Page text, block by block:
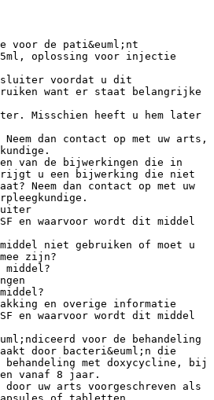
blijft in uw lichaam verkorten. Wanneer Vibramycin SF tegelijk met het pijnverdovende middel methoxyfluraan wordt gebruikt, kan ernstige schade aan de nieren optreden. Het kan zijn dat Vibramycin SF de werkzaamheid van orale voorbehoedmiddelen vermindert, wat tot zwangerschap kan leiden. Wanneer Vibramycin SF tegelijk met ciclosporine wordt gebruikt, kan de werking van ciclosporine be&iuml;nvloed worden. Als u wordt behandeld voor diabetes, moet uw arts misschien de dosis van de diabetesbehandeling veranderen. Wanneer Vibramycin SF tegelijk met isotretino&iuml;ne of acitrenine wordt gebruikt, kan er een verhoogde druk in de hersenen ontstaan. Zwangerschap en borstvoeding Bent u zwanger, denkt u zwanger te zijn, wilt u zwanger worden of geeft u borstvoeding? Neem dan contact op met uw arts of apotheker voordat u dit geneesmiddel gebruikt. Vibramycin SF mag niet worden gebruikt tijdens zwangerschap, want het kan blijvende verkleuring van de tanden van het ongeboren kind veroorzaken en kan de botgroei vertragen. Vibramycin SF mag niet worden gebruikt door moeders die borstvoeding geven omdat het tandverkleuring en verminderde botgroei kan veroorzaken bij de zuigeling. VIBR 018 NL PIL 16Mar2016 2 Rijvaardigheid en het gebruik van machines Vibramycin SF heeft matige invloed op de rijvaardigheid en op het vermogen om machines te bedienen. Bij duizeligheid, wazig zien of dubbelzien wordt het besturen van voertuigen en machines ontraden. 3. Hoe gebruikt u dit middel? Vibramycin SF wordt gegeven als een intraveneuze injectie en wordt u altijd gegeven door een arts of verpleegkundige. Uw arts bepaalt de duur van uw behandeling en de hoeveelheid Vibramycin SF intraveneuze injectie die u elke dag krijgt en hij/zij controleert uw reactie. Heeft u te veel van dit middel gebruikt? Als u bang bent dat u te veel Vibramycin SF heeft gekregen, vertel dit dan onmiddellijk aan uw arts of verpleegkundige. Wanneer u meer Vibramycin SF gebruikt dan u mag, kan het risico op bekende bijwerkingen hoger zijn. Heeft u nog andere vragen over het gebruik van dit geneesmiddel? Neem dan contact op met uw arts, apotheker of verpleegkundige. 4. Mogelijke bijwerkingen Zoals elk geneesmiddel kan ook dit geneesmiddel bijwerkingen hebben, al krijgt niet iedereen daarmee te maken. Vaak voorkomende bijwerkingen De volgende bijwerkingen komen vaak voor (bij minder dan 1 op de 10 gebruikers) tijdens behandeling met de groep geneesmiddelen waartoe Vibramycin SF behoort (tetracyclinen): - schedeontsteking (vaginitis) - infectie met de gistachtige schimmel candida (candidiasis) - overgevoeligheidsreacties - hoofdpijn - misselijkheid/braken - jeuk (pruritis) rondom de anus - zwarte tong - ontsteking in de mondholte met pijnlijke lippen of zweertjes in de mond veroorzaakt door een virus, bacterie of schimmel (stomatitis) - ontsteking van de genitalie&euml;n en/of de anus - overgevoeligheid voor licht of zonlicht (fotosensitiviteitsreactie) - huiduitslag - botontwikkelingsstoornis - tandontwikkelingsstoornis, onomkeerbare verkleuring van de tanden - huidirritatie Soms voorkomende bijwerkingen De volgende bijwerkingen komen soms voor (bij minder dan 1 op de 100 gebruikers) tijdens behandeling met de groep geneesmiddelen waartoe Vibramycin SF behoort (tetracyclinen): - vol gevoel of pijn in de maagstreek, boeren, misselijkheid, braken en/of zuurbranden (dyspepsie) Zelden voorkomende bijwerkingen De volgende bijwerkingen komen zelden voor (bij minder dan 1 op de 1000 gebruikers) tijdens behandeling met de groep geneesmiddelen waartoe Vibramycin SF behoort (tetracyclinen): - bloedarmoede door te sterke afbraak van het bloed (hemolytische anemie), tekort aan witte bloedlichaampjes met daardoor verhoogde gevoeligheid voor infecties (neutropenie), tekort aan VIBR 018 NL PIL 16Mar2016 3 - - - bloedplaatjes met als verschijnselen blauwe plekken en verhoogde kans op bloedingen (trombocytopenie), toename van bepaalde witte bloedcellen (eosinofilie) geneesmiddeluitslag (DRESS) bruinzwarte verkleuring van de schildklier (bij langdurige toediening) gebrek aan eetlust (anorexie) verhoogde fontanel bij baby’s, verhoogde hersendruk. Dit kan gepaard gaan met de symptomen hoofdpijn, wazig zien, dubbel zien, verlies van gezichtsvermogen, misselijkheid, overgeven, oorsuizen, pijn achter de ogen of het zien van vonken of sterretjes. Deze verschijnselen verdwijnen binnen enkele dagen of weken na de behandeling. oorsuizen (tinnitus) ontsteking van het membraan rondom het hart blozen ontsteking van de darmen ontsteking van de ingewanden ontsteking van de alvleesklier, met als verschijnselen heftige pijn in de bovenbuik uitstralend naar de rug, misselijkheid en braken (pancreatitis) slikstoornis buikpijn diarree ontsteking van de tong leververgiftiging, leverontsteking (hepatitis), veranderde leverfunctie, geelzucht, leverfalen ernstige, plotselinge allergische reactie, met als verschijnselen koorts en blar